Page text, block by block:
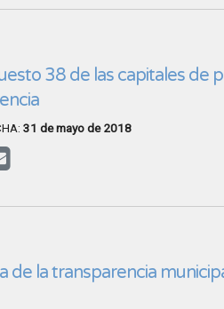
38 de las capitales de
31 de mayo de 2018
de la transparencia